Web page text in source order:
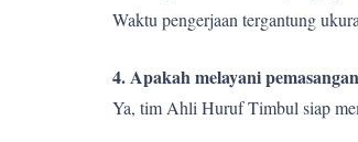
Waktu pengerjaan tergantung
4. Apakah melayani
Ya, tim Ahli Huruf Timbul siap